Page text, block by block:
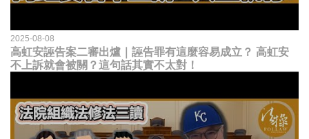
2025-08-08
高虹安誣告案二審出爐｜誣告罪有這麼容易成立？ 高虹安
不上訴就會被關？這句話其實不太對！